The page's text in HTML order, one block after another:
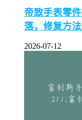
帝致手表零
落，修复方
2026-07-12